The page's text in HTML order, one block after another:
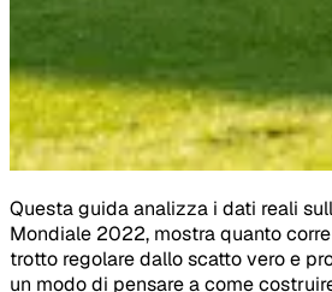
Questa guida analizza i dati reali
Mondiale 2022, mostra quanto
trotto regolare dallo scatto vero e
un modo di pensare a come